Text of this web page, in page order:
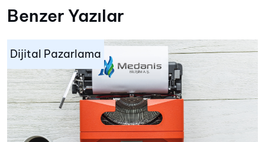
Benzer Yazılar
Dijital Pazarlama